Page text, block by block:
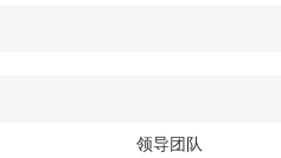
领导团队